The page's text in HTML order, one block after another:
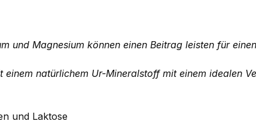
und Magnesium können einen Beitrag leisten für
einem natürlichem Ur-Mineralstoff mit einem idealen
und Laktose